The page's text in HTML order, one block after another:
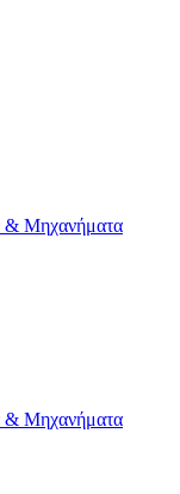
& Μηχανήματα
& Μηχανήματα